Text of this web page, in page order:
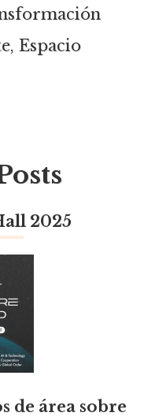
Espacio
2025
de área sobre